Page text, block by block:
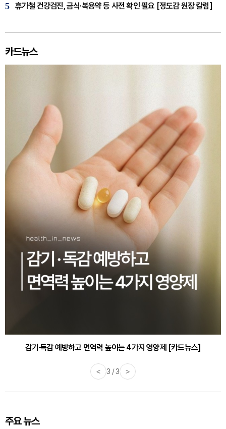
5 휴가철 건강검진, 금식·복용약 등 사전 확인 필요 [정도감 원장 칼럼]
카드뉴스
감기·독감 예방하고 면역력 높이는 4가지 영양제 [카드뉴스]
< 3 / 3 >
주요 뉴스